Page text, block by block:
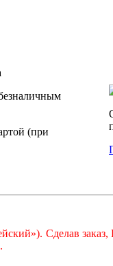
(при
Сделав